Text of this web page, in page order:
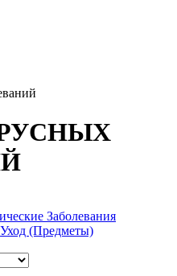
Заболевания
Уход (Предметы)